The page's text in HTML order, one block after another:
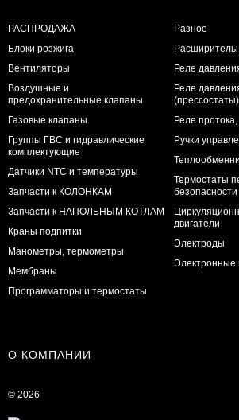
РАСПРОДАЖА
Блоки розжига
Вентиляторы
Воздушные и
предохранительные клапаны
Газовые клапаны
Группы ГВС и гидравлические
комплектующие
Датчики NTC и температуры
Запчасти к КОЛОНКАМ
Запчасти к НАПОЛЬНЫМ КОТЛАМ
Краны подпитки
Манометры, термометры
Мембраны
Программаторы и термостаты
Разное
Реле
Реле
(прессостаты)
Реле
Ручки
Термостаты
безопасности
двигатели
Электроды
Электронные
О КОМПАНИИ
© 2026